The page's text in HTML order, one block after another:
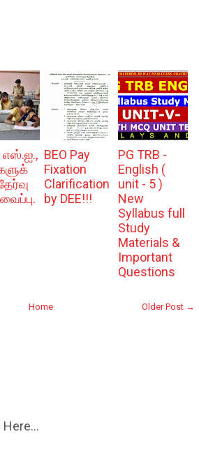
எஸ்.ஐ., BEO Pay
Fixation
Clarification
by DEE!!!
PG TRB -
English (
unit - 5 )
New
Syllabus full
Study
Materials &
Important
Questions
Older Post →
Home